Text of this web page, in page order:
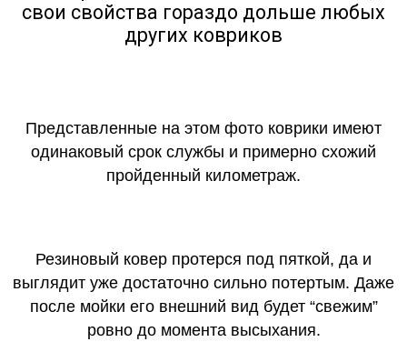
свои свойства гораздо дольше любых
других ковриков
Представленные на этом фото коврики имеют
одинаковый срок службы и примерно схожий
пройденный километраж.
Резиновый ковер протерся под пяткой, да и
выглядит уже достаточно сильно потертым. Даже
после мойки его внешний вид будет “свежим”
ровно до момента высыхания.